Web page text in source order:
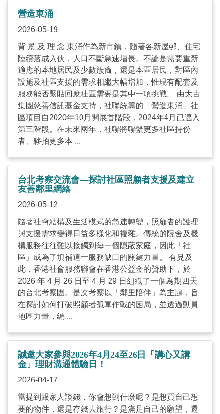
營造東涌
2026-05-19
背 景 及 理 念 東涌作為新市鎮，隨著各新屋邨、住宅
陸續落成入伙，人口不斷急速增長。不論是需要重新
適應的本地居民及少數族裔，還是本區居民，對區內
設施及社區支援的需求相繼大幅增加，惟現有配套及
服務能否緊貼回應社區需要是其中一項挑戰。 由太古
集團慈善信託基金支持，社聯統籌的「營造東涌」社
區項目自2020年10月開展首階段，2024年4月已邁入
第三階段。在未來兩年，社聯將聯繫更多社區持份
者、夥拍更多本 ...
台北考察交流會—探討社區照顧者支援及建立
友善鄰里網絡
2026-05-12
隨著社會結構及生活模式的急速轉變，照顧者的護理
與支援需求變得日益多樣化和複雜。傳統的院舍及機
構服務往往難以接觸到每一個隱蔽家庭，因此「社
區」成為了填補這一服務缺口的關鍵力量。 有見及
此，香港社會服務聯會在香港公益金的贊助下，於
2026 年 4 月 26 日至 4 月 29 日組織了一個為期四天
的台北考察團。是次考察以「鄰里陪伴」為主題，旨
在探討如何打破照顧者孤軍作戰的困局，並透過動員
地區力量，編 ...
誠邀大家參與2026年4月24至26日「講心又講
金」理財溝通體驗日！
2026-04-17
當提到跟家人談錢，你會想到什麼呢？是想買自己想
要的物件，還是存錢去旅行？是滿足自己的願望，還